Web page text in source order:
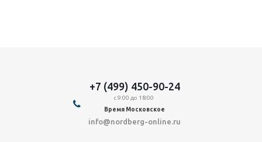
+7 (499) 450-90-24
с 9:00 до 18:00
Время Московское
info@nordberg-online.ru